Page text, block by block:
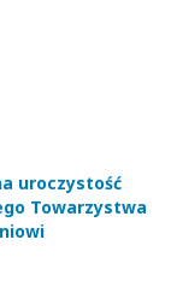
uroczystość
Towarzystwa